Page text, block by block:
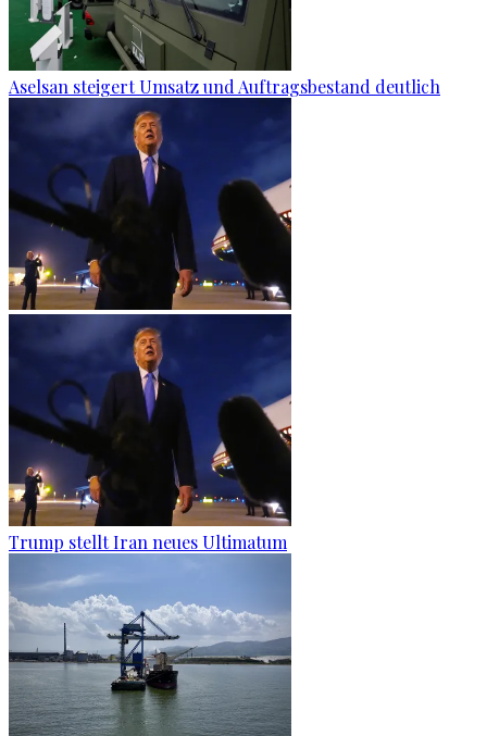
Aselsan steigert Umsatz und Auftragsbestand deutlich
Trump stellt Iran neues Ultimatum